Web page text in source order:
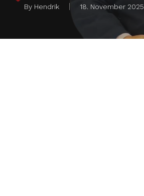
By Hendrik 18. November 2025